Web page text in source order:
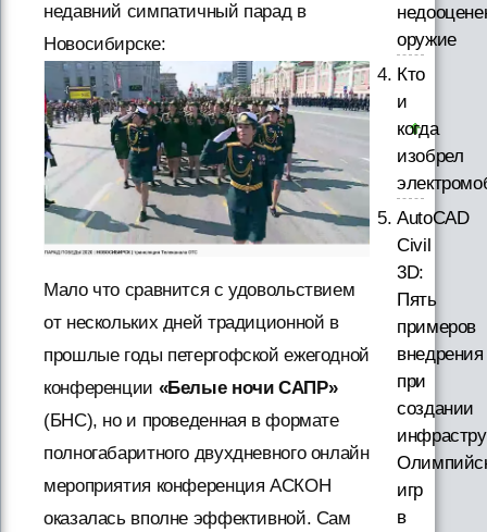
недавний симпатичный парад в
Новосибирске:
Мало что сравнится с удовольствием
от нескольких дней традиционной в
прошлые годы петергофской ежегодной
конференции «Белые ночи САПР»
(БНС), но и проведенная в формате
полногабаритного двухдневного онлайн
мероприятия конференция АСКОН
оказалась вполне эффективной. Сам
оружие
Кто
и
когда
изобрел
AutoCAD
Civil
3D:
Пять
примеров
внедрения
при
создании
игр
в